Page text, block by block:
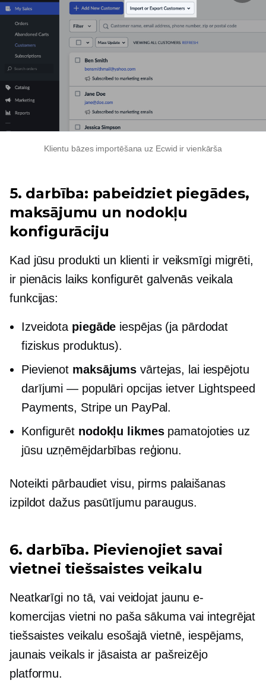
Klientu bāzes importēšana uz Ecwid ir vienkārša
5. darbība: pabeidziet piegādes,
maksājumu un nodokļu
konfigurāciju
Kad jūsu produkti un klienti ir veiksmīgi migrēti,
ir pienācis laiks konfigurēt galvenās veikala
funkcijas:
Izveidota piegāde iespējas (ja pārdodat
fiziskus produktus).
Pievienot maksājums vārtejas, lai iespējotu
darījumi — populāri opcijas ietver Lightspeed
Payments, Stripe un PayPal.
Konfigurēt nodokļu likmespamatojoties uz
jūsu uzņēmējdarbības reģionu.
Noteikti pārbaudiet visu, pirms palaišanas
izpildot dažus pasūtījumu paraugus.
6. darbība. Pievienojiet savai
vietnei tiešsaistes veikalu
Neatkarīgi no tā, vai veidojat jaunu e-
komercijas vietni no paša sākuma vai integrējat
tiešsaistes veikalu esošajā vietnē, iespējams,
jaunais veikals ir jāsaista ar pašreizējo
platformu.